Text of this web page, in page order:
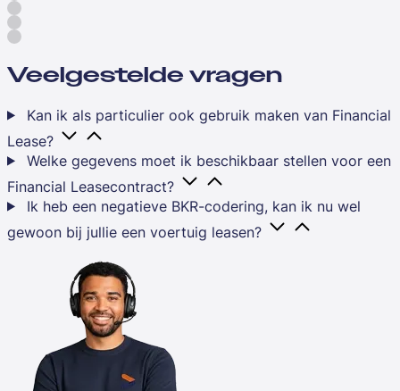
Veelgestelde vragen
Kan ik als particulier ook gebruik maken van Financial
Lease?
Welke gegevens moet ik beschikbaar stellen voor een
Financial Leasecontract?
Ik heb een negatieve BKR-codering, kan ik nu wel
gewoon bij jullie een voertuig leasen?